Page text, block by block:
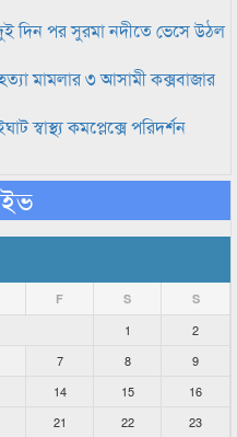
দিন পর সুরমা নদীতে ভেসে উঠল
মামলার ৩ আসামী কক্সবাজার
স্বাস্থ্য কমপ্লেক্সে পরিদর্শন
F S S
1
2
7 8
9
14 15
16
21 22 23